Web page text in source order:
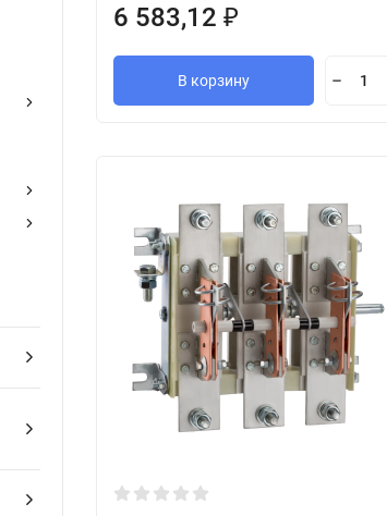
6 583,12 ₽
В корзину